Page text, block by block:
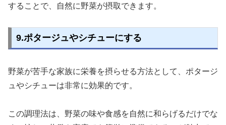
することで、自然に野菜が摂取できます。
9.ポタージュやシチューにする
野菜が苦手な家族に栄養を摂らせる方法として、ポタージ
ュやシチューは非常に効果的です。
この調理法は、野菜の味や食感を自然に和らげるだけでな